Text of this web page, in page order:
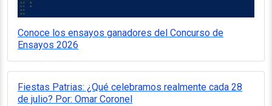
Conoce los ensayos ganadores del Concurso de
Ensayos 2026
Fiestas Patrias: ¿Qué celebramos realmente cada 28
de julio? Por: Omar Coronel